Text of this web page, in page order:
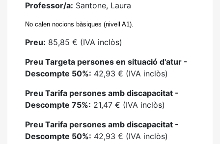
Professor/a: Santone, Laura
No calen nocions bàsiques (nivell A1).
Preu: 85,85 € (IVA inclòs)
Preu Targeta persones en situació d'atur -
Descompte 50%: 42,93 € (IVA inclòs)
Preu Tarifa persones amb discapacitat -
Descompte 75%: 21,47 € (IVA inclòs)
Preu Tarifa persones amb discapacitat -
Descompte 50%: 42,93 € (IVA inclòs)